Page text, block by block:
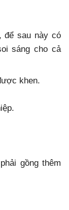
để sau này có
sáng cho cả
khen.
gồng thêm